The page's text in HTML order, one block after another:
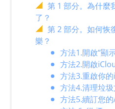
第 1 部分。為什麼
了？
第 2 部分。如何恢
樂？
方法1.開啟“顯
方法2.開啟
方法3.重啟你
方法4.清理垃
方法5.續訂您